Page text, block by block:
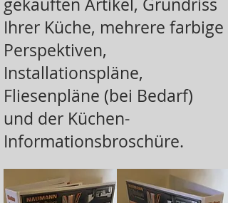
gekauften Artikel, Grundriss
Ihrer Küche, mehrere farbige
Perspektiven,
Installationspläne,
Fliesenpläne (bei Bedarf)
und der Küchen-
Informationsbroschüre.